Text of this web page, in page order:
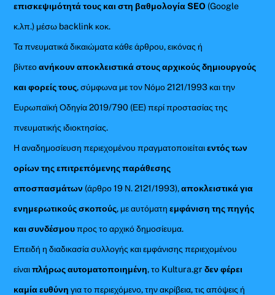
επισκεψιμότητά τους και στη βαθμολογία SEO (Google
κ.λπ.) μέσω backlink κοκ.
Τα πνευματικά δικαιώματα κάθε άρθρου, εικόνας ή
βίντεοανήκουν αποκλειστικά στους αρχικούς δημιουργούς
και φορείς τους, σύμφωνα με τον Νόμο 2121/1993 και την
Ευρωπαϊκή Οδηγία 2019/790 (ΕΕ) περί προστασίας της
πνευματικής ιδιοκτησίας.
Η αναδημοσίευση περιεχομένου πραγματοποιείταιεντός των
ορίων της επιτρεπόμενης παράθεσης
αποσπασμάτων (άρθρο 19 Ν. 2121/1993),αποκλειστικά για
ενημερωτικούς σκοπούς, με αυτόματηεμφάνιση της πηγής
και συνδέσμουπρος το αρχικό δημοσίευμα.
Επειδή η διαδικασία συλλογής και εμφάνισης περιεχομένου
είναιπλήρως αυτοματοποιημένη, το Kultura.grδεν φέρει
καμία ευθύνη για το περιεχόμενο, την ακρίβεια, τις απόψεις ή